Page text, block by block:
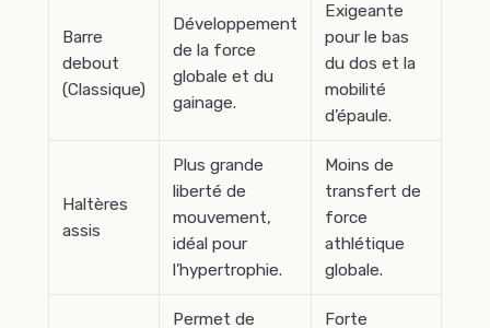
Barre
debout
(Classique)
Développement
de la force
globale et du
gainage.
Exigeante
pour le bas
du dos et la
mobilité
d’épaule.
Haltères
assis
Plus grande
liberté de
mouvement,
idéal pour
l’hypertrophie.
Moins de
transfert de
force
athlétique
globale.
Permet de Forte